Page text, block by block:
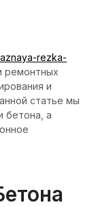
rezka-
ремонтных
и
статье мы
бетона, а